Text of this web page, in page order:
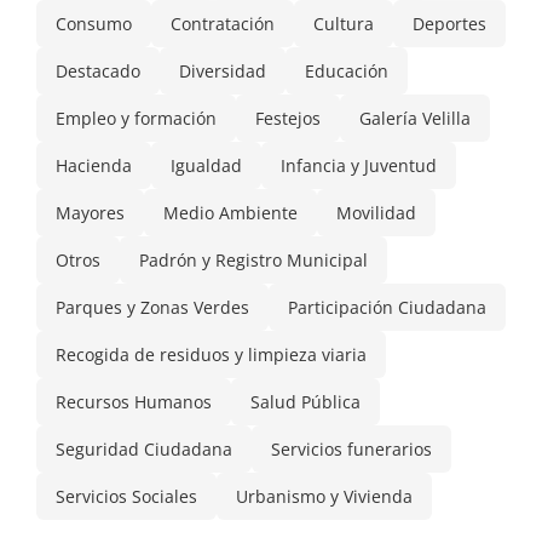
Consumo Contratación Cultura Deportes
Destacado Diversidad Educación
Empleo y formación Festejos Galería Velilla
Hacienda Igualdad Infancia y Juventud
Mayores Medio Ambiente Movilidad
Otros Padrón y Registro Municipal
Parques y Zonas Verdes Participación Ciudadana
Recogida de residuos y limpieza viaria
Recursos Humanos Salud Pública
Seguridad Ciudadana Servicios funerarios
Servicios Sociales Urbanismo y Vivienda